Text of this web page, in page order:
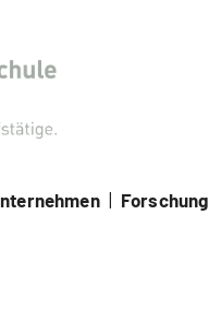
| Forschung